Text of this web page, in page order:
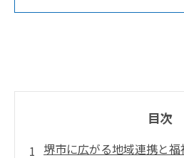
目次
堺市に広がる地域連携と